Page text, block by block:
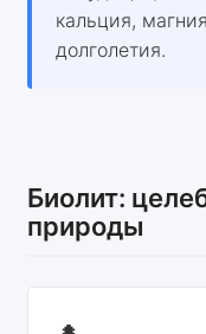
кальция,
долголетия.
Биолит:
природы